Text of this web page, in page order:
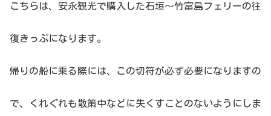
こちらは、安永観光で購入した石垣〜竹富島フェリーの往
復きっぷになります。
帰りの船に乗る際には、この切符が必ず必要になりますの
で、くれぐれも散策中などに失くすことのないようにしま